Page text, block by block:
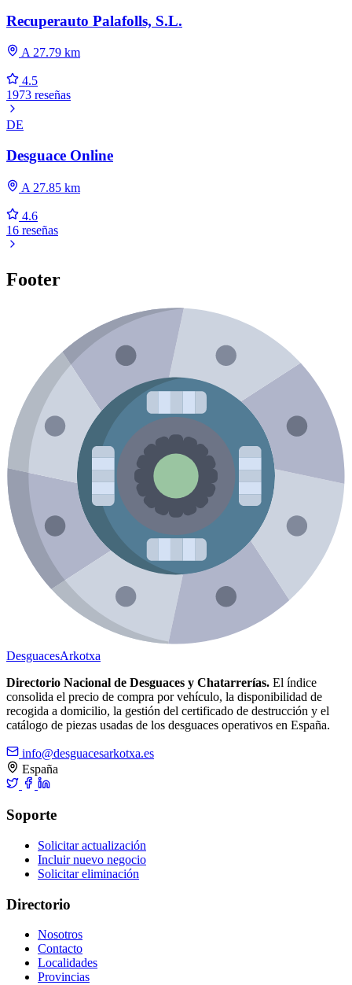
Recuperauto Palafolls, S.L.
A 27.79 km
4.5
1973 reseñas
DE
Desguace Online
A 27.85 km
4.6
16 reseñas
Footer
DesguacesArkotxa
Directorio Nacional de Desguaces y Chatarrerías. El índice
consolida el precio de compra por vehículo, la disponibilidad de
recogida a domicilio, la gestión del certificado de destrucción y el
catálogo de piezas usadas de los desguaces operativos en España.
info@desguacesarkotxa.es
España
Soporte
Solicitar actualización
Incluir nuevo negocio
Solicitar eliminación
Directorio
Nosotros
Contacto
Localidades
Provincias